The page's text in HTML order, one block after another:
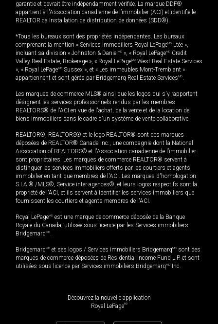
garantie et devrait être indépendamment vérifiée. La marque DDF®
appartient à l'Association canadienne de l’immobilier (ACI) et identifie le
REALTOR.ca Installation de distribution de données (SDD®).
*Tous les bureaux sont des propriétés indépendantes. Les bureaux
comprenant la mention « Services immobiliers Royal LePageMD Ltée »,
incluant sa division « Johnston & Daniel MD », « Royal LePageMD Credit
Valley Real Estate, Brokerage », « Royal LePageMD West Real Estate Services
», « Royal LePageMD Sussex », et « Les immeubles Mont-Tremblant »
appartiennent et sont gérés par Bridgemarq Real Estate ServicesMD.
Les marques de commerce MLS® ainsi que les logos qui s'y rapportent
désignent les services professionnels rendus par les membres
REALTORS® de l'ACI en vue de l'achat, de la vente et de la location de
biens immobiliers dans le cadre d'un système de vente collaborative.
REALTOR®, REALTORS® et le logo REALTOR® sont des marques
déposées de REALTOR® Canada Inc., une compagnie dont la National
Association of REALTORS® et l'Association canadienne de l’immobilier
sont propriétaires. Les marques de commerce REALTOR® servent à
distinguer les services immobiliers offerts par les courtiers et agents
immobilier en tant que membres de l'ACI. Les marques d'homologation
S.I.A.® /MLS®, Service inter-agences®, et leurs logos respectifs sont la
propriété de l'ACI, et ils servent à identifier les services immobiliers que
fournissent les courtiers et agents membres de l'ACI.
Royal LePageMD est une marque de commerce déposée de la Banque
Royale du Canada, utilisée sous licence par les Services immobiliers
BridgemarqMD.
BridgemarqMD et ses logos / Services immobiliers BridgemarqMD sont des
marques de commerce déposées de Residential Income Fund L.P. et sont
utilisées sous licence par Services immobiliers BridgemarqMD Inc.
Découvrez la nouvelle application
Royal LePageMD